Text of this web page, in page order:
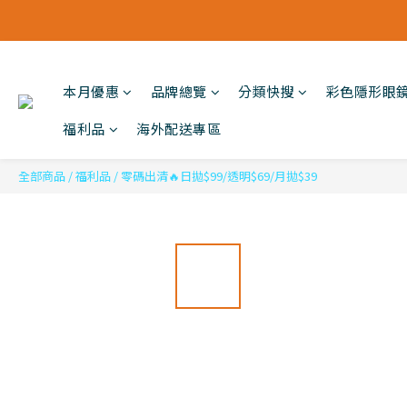
本月優惠 品牌總覽 分類快搜
彩色隱形眼
福利品
海外配送專區
全部商品 /福利品 / 零碼出清🔥日拋$99/透明$69/月拋$39